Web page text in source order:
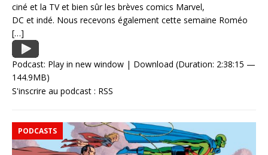
ciné et la TV et bien sûr les brèves comics Marvel,
DC et indé. Nous recevons également cette semaine Roméo
[…]
Podcast: Play in new window | Download (Duration: 2:38:15 —
144.9MB)
S'inscrire au podcast : RSS
PODCASTS